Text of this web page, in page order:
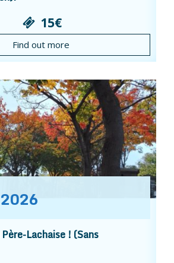
15€
Find out more
2026
Lachaise ! (Sans